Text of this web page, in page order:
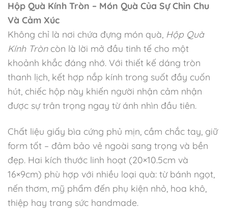
Hộp Quà Kính Tròn – Món Quà Của Sự Chỉn Chu
Và Cảm Xúc
Không chỉ là nơi chứa đựng món quà, Hộp Quà
Kính Tròncòn là lời mở đầu tinh tế cho một
khoảnh khắc đáng nhớ. Với thiết kế dáng tròn
thanh lịch, kết hợp nắp kính trong suốt đầy cuốn
hút, chiếc hộp này khiến người nhận cảm nhận
được sự trân trọng ngay từ ánh nhìn đầu tiên.
Chất liệu giấy bìa cứng phủ mịn, cầm chắc tay, giữ
form tốt – đảm bảo vẻ ngoài sang trọng và bền
đẹp. Hai kích thước linh hoạt (20×10.5cm và
16×9cm) phù hợp với nhiều loại quà: từ bánh ngọt,
nến thơm, mỹ phẩm đến phụ kiện nhỏ, hoa khô,
thiệp hay trang sức handmade.